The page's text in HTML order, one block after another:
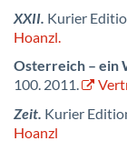
XXII. Kurier
Hoanzl.
Osterreich – ein
100. 2011.
Zeit. Kurier
Hoanzl